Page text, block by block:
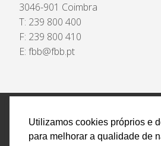
Utilizamos cookies próprios e
para melhorar a qualidade de
3046-901 Coimbra
T: 239 800 400
F: 239 800 410
E: fbb@fbb.pt
Política de Privacidade e
Encarregado de Proteção de
de Reclamações
Canal